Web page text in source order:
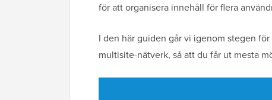
för att organisera innehåll för flera
I den här guiden går vi igenom stegen
multisite-nätverk, så att du får ut mesta